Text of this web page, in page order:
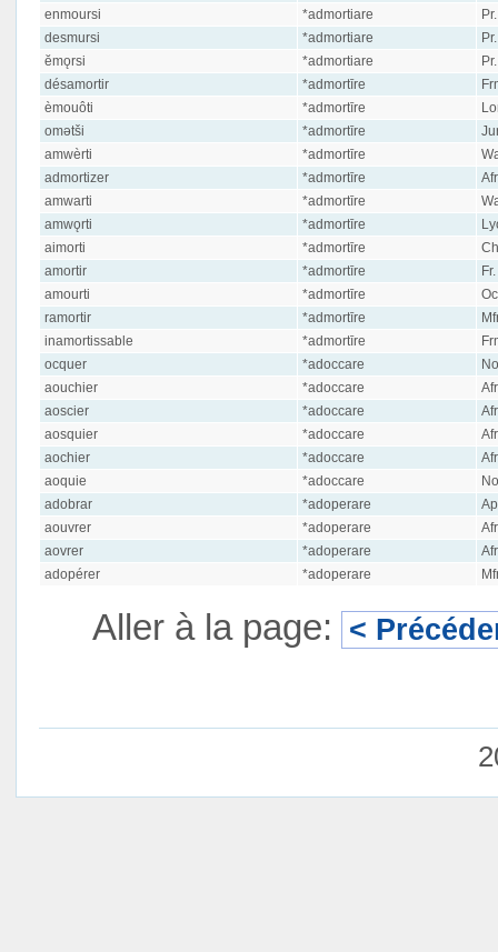
enmoursi
*admortiare
Pr.
desmursi
*admortiare
Pr.
ĕmǫrsi
*admortiare
Pr.
désamortir
*admortīre
èmouôti
*admortīre
omətši
*admortīre
amwèrti
*admortīre
admortizer
*admortīre
amwarti
*admortīre
amwǫrti
*admortīre
aimorti
*admortīre
amortir
*admortīre
Fr.
amourti
*admortīre
ramortir
*admortīre
inamortissable
*admortīre
ocquer
*adoccare
aouchier
*adoccare
aoscier
*adoccare
aosquier
*adoccare
aochier
*adoccare
aoquie
*adoccare
adobrar
*adoperare
aouvrer
*adoperare
aovrer
*adoperare
adopérer
*adoperare
Aller à la page: <